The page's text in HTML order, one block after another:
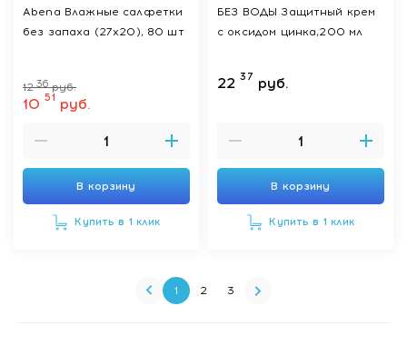
Abena Влажные салфетки
без запаха (27х20), 80 шт
12 36 руб.
10 51 руб.
В корзину
Купить в 1 клик
БЕЗ ВОДЫ Защитный крем
с оксидом цинка,200 мл
22 37 руб.
В корзину
Купить в 1 клик
1 2 3